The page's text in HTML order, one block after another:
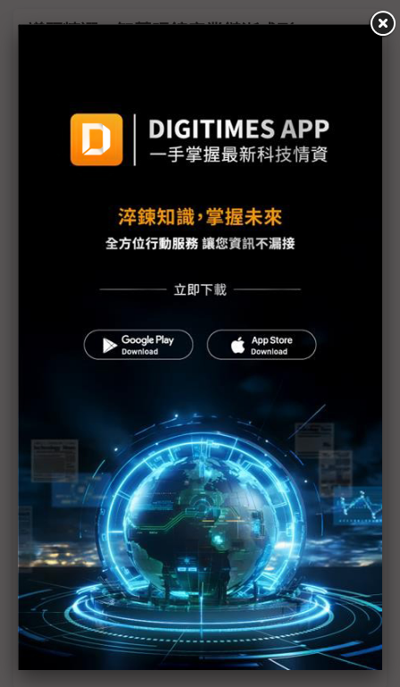
蘋果AR眼鏡開發劍指Meta Orion 雙方有何優劣勢？
傳Meta新智慧眼鏡2025年10月上市 蘋果輕量Vision
Meta AI App亮相 可分享AI互動過程、整合智慧眼鏡
錼創展示0.18吋全彩Micro LED 主攻AI眼鏡
字節跳動傳進軍AI眼鏡市場 已洽談供應商
點亮AR眼鏡 創王造出全球最亮6萬nits全彩Micro
OLED顯示器
Meta智慧眼鏡首搭螢幕、可手勢操控 高階款傳
2025年底亮相
元宇宙退燒拖累VR發展 AR智慧眼鏡才是王道？
三星進軍XR市場雙軌並進 傳2025年底亮相智慧眼鏡
SiC市況估2H25回暖 越峰：AR眼鏡已送樣測試